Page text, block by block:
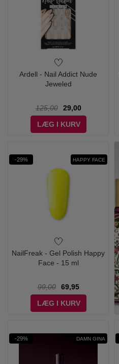
Ardell - Nail Addict Nude
Jeweled
125,00
29,00
LÆG I KURV
-29% HAPPY FACE
NailFreak - Gel Polish Happy
Face - 15 ml
99,00
69,95
LÆG I KURV
-29% DAMN GINA